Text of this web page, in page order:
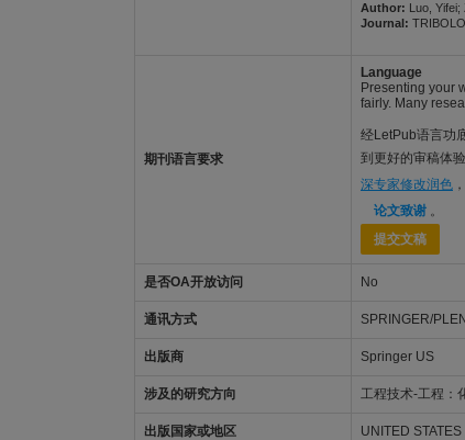
Author: Luo,
Journal:
期刊语言要求
Language
Presenting your
fairly. Many
经LetPub语言功
到更好的审稿体
深专家修改润色 ，
论文致谢 。
提交文稿
是否OA开放访问 No
通讯方式 SPRINGER/
出版商 Springer US
涉及的研究方向 工程技术-工程：
出版国家或地区 UNITED STATES